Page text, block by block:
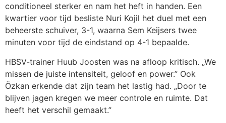
conditioneel sterker en nam het heft in handen. Een
kwartier voor tijd besliste Nuri Kojil het duel met een
beheerste schuiver, 3-1, waarna Sem Keijsers twee
minuten voor tijd de eindstand op 4-1 bepaalde.
HBSV-trainer Huub Joosten was na afloop kritisch. „We
missen de juiste intensiteit, geloof en power.” Ook
Özkan erkende dat zijn team het lastig had. „Door te
blijven jagen kregen we meer controle en ruimte. Dat
heeft het verschil gemaakt.”